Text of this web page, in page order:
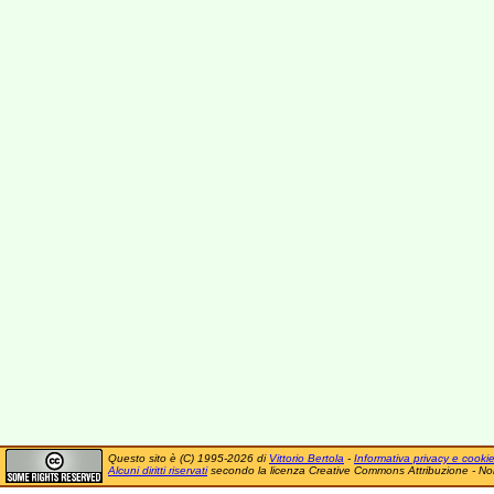
Questo sito è (C) 1995-2026 di Vittorio Bertola - Informativa privacy e cookie
Alcuni diritti riservatisecondo la licenza Creative Commons Attribuzione -